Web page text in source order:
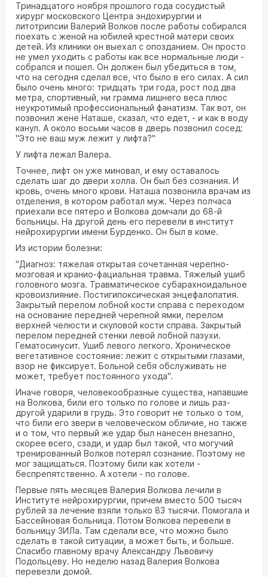
Тринадцатого ноября прошлого года сосудистый
хирург московского Центра эндохирургии и
литотрипсии Валерий Волков после работы собирался
поехать с женой на юбилей крестной матери своих
детей. Из клиники он выехал с опозданием. Он просто
не умел уходить с работы как все нормальные люди -
собрался и пошел. Он должен был убедиться в том,
что на сегодня сделал все, что было в его силах. А сил
было очень много: тридцать три года, рост под два
метра, спортивный, ни грамма лишнего веса плюс
неукротимый профессиональный фанатизм. Так вот, он
позвонил жене Наташе, сказал, что едет, - и как в воду
канул. А около восьми часов в дверь позвонил сосед:
"Это не ваш муж лежит у лифта?"
У лифта лежал Валера.
Точнее, лифт он уже миновал, и ему оставалось
сделать шаг до двери холла. Он был без сознания. И
кровь, очень много крови. Наташа позвонила врачам из
отделения, в котором работал муж. Через полчаса
приехали все пятеро и Волкова домчали до 68-й
больницы. На другой день его перевели в институт
нейрохирургии имени Бурденко. Он был в коме.
Из истории болезни:
"Диагноз: тяжелая открытая сочетанная черепно-
мозговая и кранио-фациальная травма. Тяжелый ушиб
головного мозга. Травматическое субарахноидальное
кровоизлияние. Постигипоксическая энцефалопатия.
Закрытый перелом лобной кости справа с переходом
на основание передней черепной ямки, перелом
верхней челюсти и скуловой кости справа. Закрытый
перелом передней стенки левой лобной пазухи.
Гематосинусит. Ушиб левого легкого. Хроническое
вегетативное состояние: лежит с открытыми глазами,
взор не фиксирует. Больной себя обслуживать не
может, требует постоянного ухода".
Иначе говоря, человекообразные существа, напавшие
на Волкова, били его только по голове и лишь раз-
другой ударили в грудь. Это говорит не только о том,
что били его звери в человеческом обличие, но также
и о том, что первый же удар был нанесен внезапно,
скорее всего, сзади, и удар был такой, что могучий
тренированный Волков потерял сознание. Поэтому не
мог защищаться. Поэтому били как хотели -
беспрепятственно. А хотели - по голове.
Первые пять месяцев Валерия Волкова лечили в
Институте нейрохирургии, причем вместо 500 тысяч
рублей за лечение взяли только 83 тысячи. Помогала и
Бассейновая больница. Потом Волкова перевели в
больницу ЗИЛа. Там сделали все, что можно было
сделать в такой ситуации, а может быть, и больше.
Спасибо главному врачу Александру Львовичу
Подольцеву. Но неделю назад Валерия Волкова
перевезли домой.